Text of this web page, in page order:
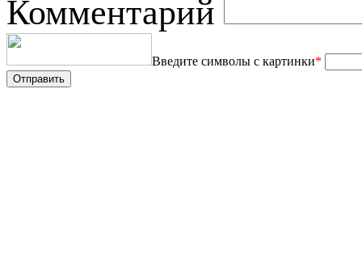
Комментарий
Введите символы с картинки*